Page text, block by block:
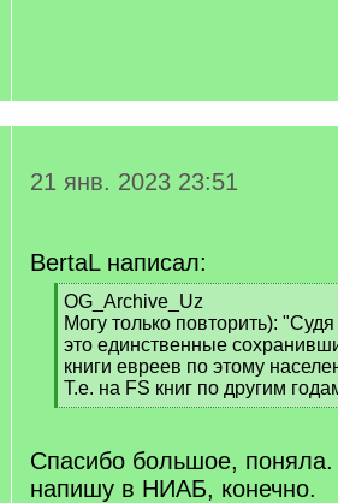
21 янв. 2023 23:51
BertaL написал:
[
q
]
OG_Archive_Uz
Могу только повторить):
это единственные
книги евреев по этому
Т.е. на FS книг по другим
[
q
]
Спасибо большое,
напишу в НИАБ, конечно.